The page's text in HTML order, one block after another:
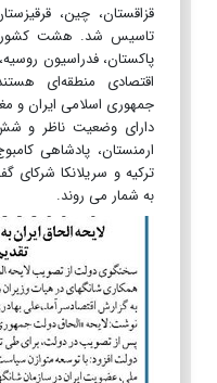
قزاقستان، چین،
تاسیس شد. هشت کشور
پاکستان، فدراسیون
اقتصادی منطقه‌ای
جمهوری اسلامی ایران و
دارای وضعیت ناظر و
ارمنستان، پادشاهی
ترکیه و سریلانکا
به شمار می روند.